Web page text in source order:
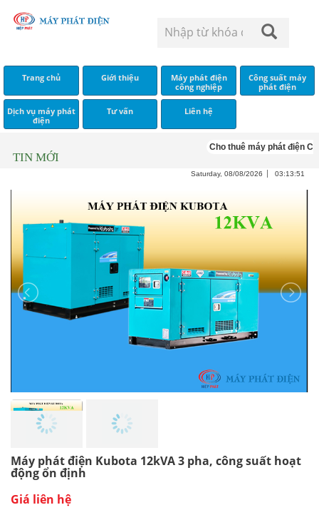
Trang chủ Giới thiệu
Máy phát điện
công nghiệp
Công suất máy
phát điện
Dịch vụ máy phát
điện
Tư vấn Liên hệ
TIN MỚI
Cho thuê máy phát điện
Saturday, 08/08/2026 03:13:51
Máy phát điện Kubota 12kVA 3 pha, công suất hoạt
động ổn định
Giá liên hệ